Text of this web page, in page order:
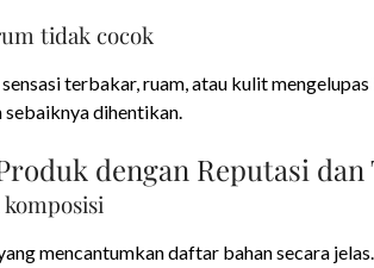
tidak cocok
terbakar, ruam, atau kulit
sebaiknya dihentikan.
dengan Reputasi
mencantumkan daftar bahan secara